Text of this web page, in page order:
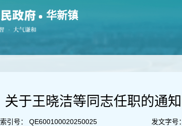
华新镇
关于王晓洁等同志任职的通知
索引号： QE600100020250025 发文字号：